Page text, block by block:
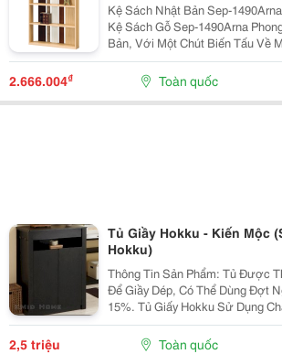
Kệ Sách Nhật Bản Sep-1490Arna * Mô T Ả Sản Phẩm:
Kệ Sách Gỗ Sep-1490Arna
Bản, Với Một Chút Biến Tấu Về
Giác Mới Lạ, Đơn Giản Mà Độc
Chất Liệu Gỗ Mdf Cao Cấp, Sản
2.666.004₫ Toàn quốc
Tủ Giầy Hokku - Kiến Mộc
Hokku)
Thông Tin Sản Phẩm: Tủ Được
Để Giầy Dép, Có Thể Dùng Đợt
15%. Tủ Giấy Hokku Sử Dụng
Phủ Veneer Sồi (Oak) Hoặc
Pu Màu Nâu Đậm Tạo Điểm
2,5 triệu Toàn quốc